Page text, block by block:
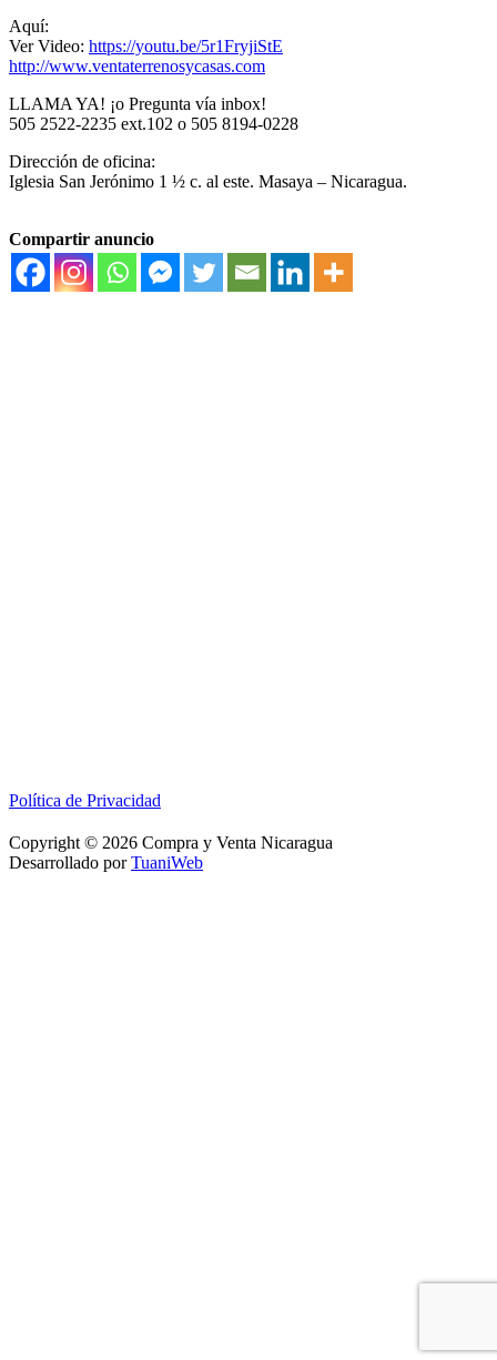
Aquí:
Ver Video: https://youtu.be/5r1FryjiStE
http://www.ventaterrenosycasas.com
LLAMA YA! ¡o Pregunta vía inbox!
505 2522-2235 ext.102 o 505 8194-0228
Dirección de oficina:
Iglesia San Jerónimo 1 ½ c. al este. Masaya – Nicaragua.
Compartir anuncio
Política de Privacidad
Copyright © 2026 Compra y Venta Nicaragua
Desarrollado porTuaniWeb